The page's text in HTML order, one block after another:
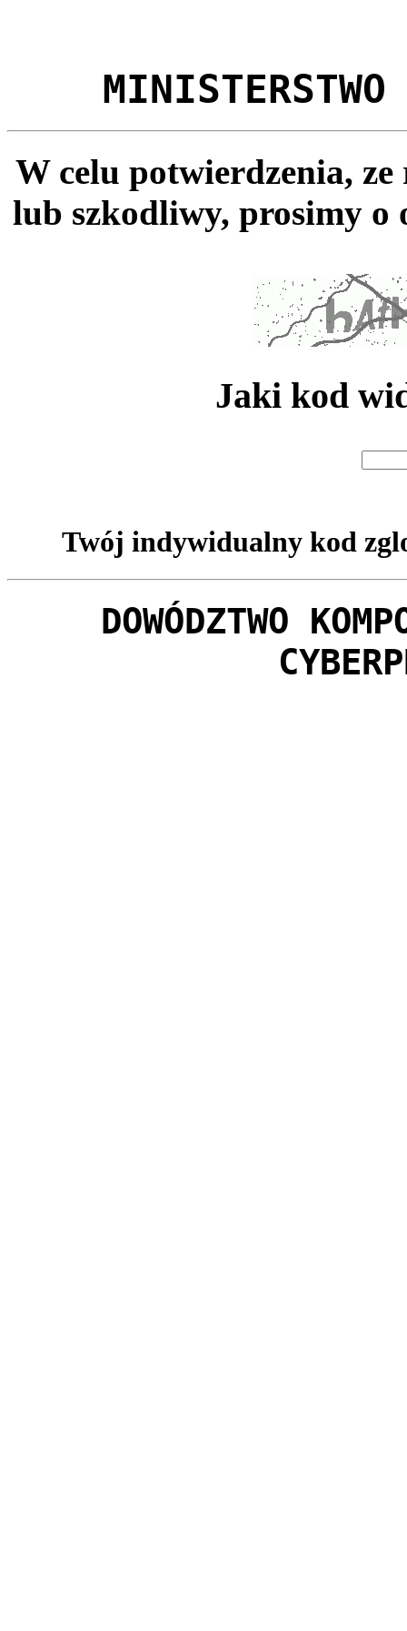
MINISTERSTWO
W celu potwierdzenia,
lub szkodliwy, prosimy o
Jaki kod
Twój indywidualny kod
DOWÓDZTWO